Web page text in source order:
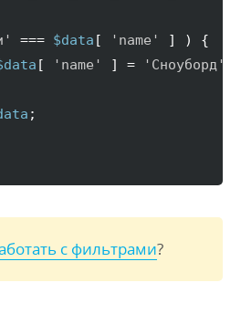
=== $data [ 'name' ] )
{
[ 'name' ] = 'Сноуборд'
;
с фильтрами?